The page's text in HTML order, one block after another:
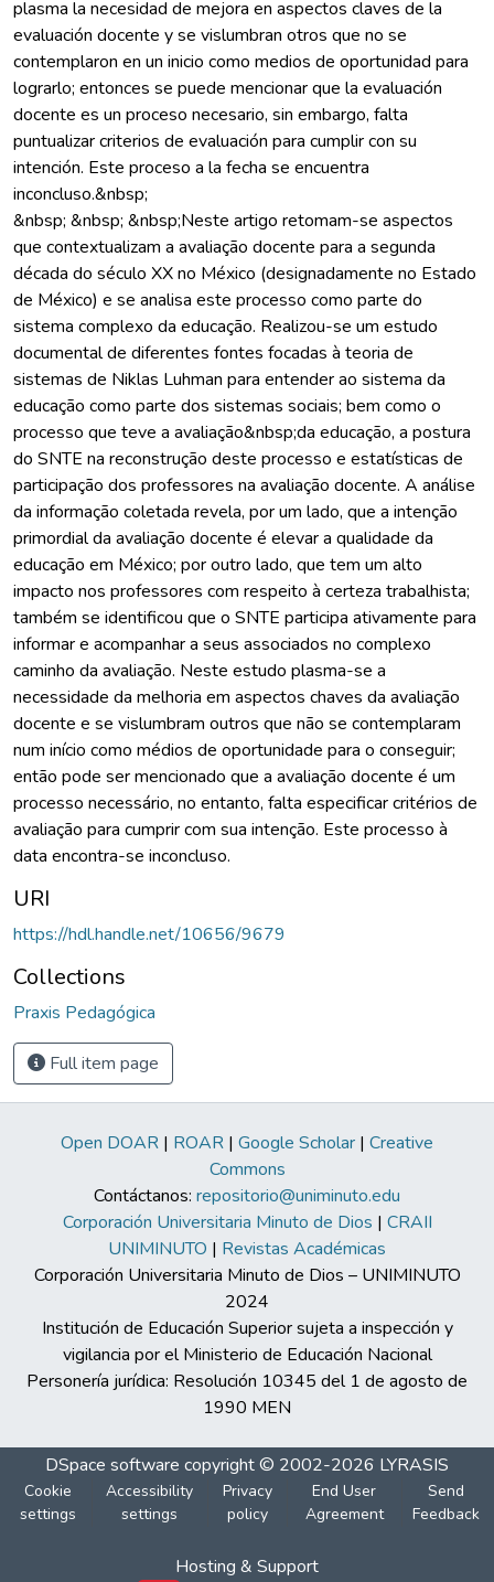
plasma la necesidad de mejora en aspectos claves de la
evaluación docente y se vislumbran otros que no se
contemplaron en un inicio como medios de oportunidad para
lograrlo; entonces se puede mencionar que la evaluación
docente es un proceso necesario, sin embargo, falta
puntualizar criterios de evaluación para cumplir con su
intención. Este proceso a la fecha se encuentra
inconcluso.&nbsp;
&nbsp; &nbsp; &nbsp;Neste artigo retomam-se aspectos
que contextualizam a avaliação docente para a segunda
década do século XX no México (designadamente no Estado
de México) e se analisa este processo como parte do
sistema complexo da educação. Realizou-se um estudo
documental de diferentes fontes focadas à teoria de
sistemas de Niklas Luhman para entender ao sistema da
educação como parte dos sistemas sociais; bem como o
processo que teve a avaliação&nbsp;da educação, a postura
do SNTE na reconstrução deste processo e estatísticas de
participação dos professores na avaliação docente. A análise
da informação coletada revela, por um lado, que a intenção
primordial da avaliação docente é elevar a qualidade da
educação em México; por outro lado, que tem um alto
impacto nos professores com respeito à certeza trabalhista;
também se identificou que o SNTE participa ativamente para
informar e acompanhar a seus associados no complexo
caminho da avaliação. Neste estudo plasma-se a
necessidade da melhoria em aspectos chaves da avaliação
docente e se vislumbram outros que não se contemplaram
num início como médios de oportunidade para o conseguir;
então pode ser mencionado que a avaliação docente é um
processo necessário, no entanto, falta especificar critérios de
avaliação para cumprir com sua intenção. Este processo à
data encontra-se inconcluso.
URI
https://hdl.handle.net/10656/9679
Collections
Praxis Pedagógica
Full item page
Open DOAR | ROAR | Google Scholar | Creative
Commons
Contáctanos: repositorio@uniminuto.edu
Corporación Universitaria Minuto de Dios | CRAII
UNIMINUTO | Revistas Académicas
Corporación Universitaria Minuto de Dios – UNIMINUTO
2024
Institución de Educación Superior sujeta a inspección y
vigilancia por el Ministerio de Educación Nacional
Personería jurídica: Resolución 10345 del 1 de agosto de
1990 MEN
DSpace software copyright © 2002-2026 LYRASIS
Cookie
settings
Accessibility
settings
Privacy
policy
End User
Agreement
Send
Feedback
Hosting & Support